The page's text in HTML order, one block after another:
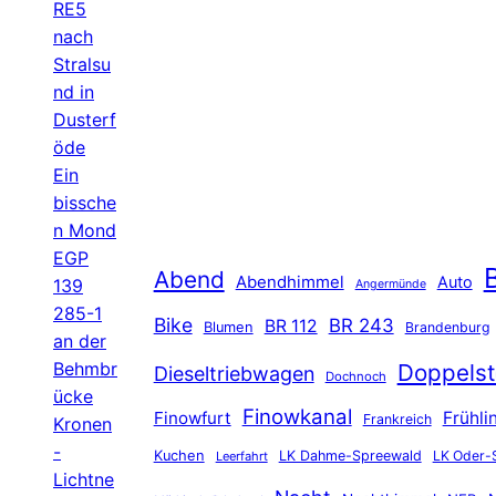
RE5
nach
Stralsu
nd in
Dusterf
öde
Ein
bissche
n Mond
EGP
139
285-1
an der
Behmbr
ücke
Kronen
-
Lichtne
Abend Abendhimmel Angermünde Auto
Bike Blumen BR 112 BR 243 Brandenburg
Dieseltriebwagen Dochnoch
Finowfurt Finowkanal Frankreich
Kuchen Leerfahrt LK Dahme-Spreewald LK Oder-